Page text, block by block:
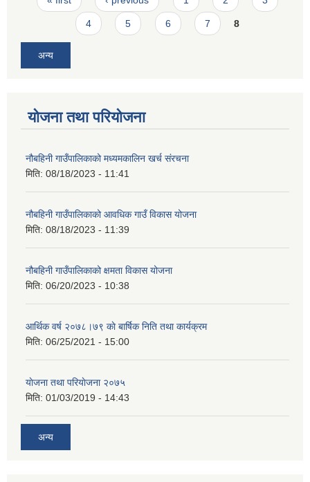
4 5 6 7 8
अन्य
योजना तथा परियोजना
नौबहिनी गाउँपालिकाको मध्यमकालिन खर्च संरचना
मिति: 08/18/2023 - 11:41
नौबहिनी गाउँपालिकाको आवधिक गाउँ विकास योजना
मिति: 08/18/2023 - 11:39
नौबहिनी गाउँपालिकाको क्षमता विकास योजना
मिति: 06/20/2023 - 10:38
आर्थिक वर्ष २०७८।७९ काे बार्षिक निति तथा कार्यक्रम
मिति: 06/25/2021 - 15:00
याेजना तथा परियाेजना २०७५
मिति: 01/03/2019 - 14:43
अन्य